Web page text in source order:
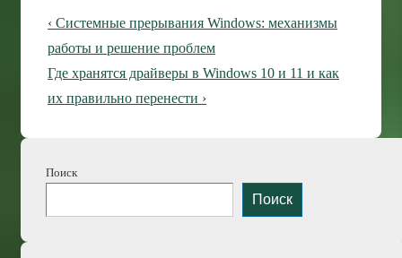
Навигация
по
записям
Предыдущая
запись
‹ Системные прерывания Windows: механизмы
работы и решение проблем
Следующая
запись
Где хранятся драйверы в Windows 10 и 11 и как
их правильно перенести ›
Поиск
Поиск